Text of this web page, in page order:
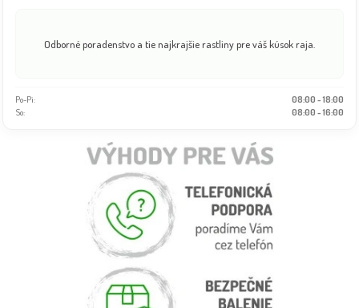
Odborné poradenstvo a tie najkrajšie rastliny pre váš kúsok raja.
Po-Pi:
08:00 - 18:00
So:
08:00 - 16:00